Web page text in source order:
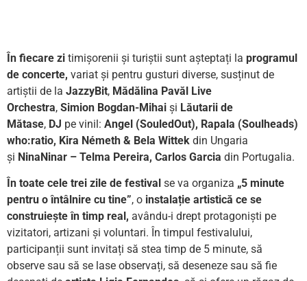
În fiecare zi timișorenii și turiștii sunt așteptați la programul
de concerte, variat și pentru gusturi diverse, susținut de
artiștii de la JazzyBit, Mădălina Pavăl Live
Orchestra, Simion Bogdan-Mihai și Lăutarii de
Mătase, DJ pe vinil: Angel (SouledOut), Rapala (Soulheads)
who:ratio, Kira Németh & Bela Wittek din Ungaria
și NinaNinar – Telma Pereira, Carlos Garcia din Portugalia.
În toate cele trei zile de festival se va organiza „5 minute
pentru o întâlnire cu tine”, o instalație artistică ce se
construiește în timp real, avându-i drept protagoniști pe
vizitatori, artizani și voluntari. În timpul festivalului,
participanții sunt invitați să stea timp de 5 minute, să
observe sau să se lase observați, să deseneze sau să fie